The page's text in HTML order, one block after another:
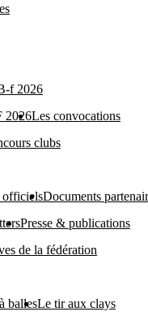
f 2026
2026Les convocations
clubs
officielsDocuments
Presse & publications
de la fédération
ballesLe tir aux clays